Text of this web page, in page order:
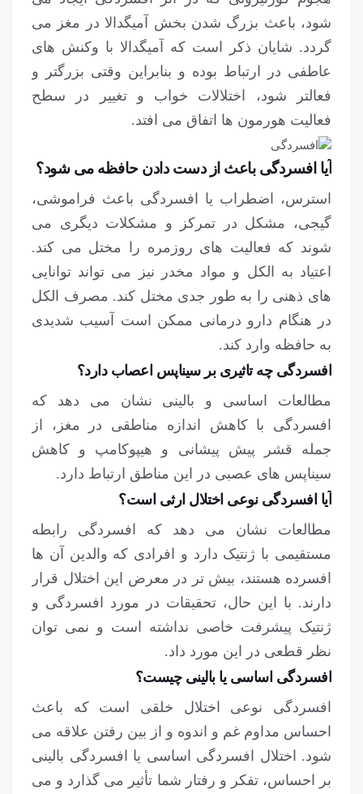
شود، باعث بزرگ شدن بخش آمیگدالا در مغز می
گردد. شایان ذکر است که آمیگدالا با وکنش های
عاطفی در ارتباط بوده و بنابراین وقتی بزرگتر و
فعالتر شود، اختلالات خواب و تغییر در سطح
فعالیت هورمون ها اتفاق می افتد.
آیا افسردگی باعث از دست دادن حافظه می شود؟
استرس، اضطراب یا افسردگی باعث فراموشی،
گیجی، مشکل در تمرکز و مشکلات دیگری می
شوند که فعالیت های روزمره را مختل می کند.
اعتیاد به الکل و مواد مخدر نیز می تواند توانایی
های ذهنی را به طور جدی مختل کند. مصرف الکل
در هنگام دارو درمانی ممکن است آسیب شدیدی
به حافظه وارد کند.
افسردگی چه تاثیری بر سیناپس اعصاب دارد؟
مطالعات اساسی و بالینی نشان می دهد که
افسردگی با کاهش اندازه مناطقی در مغز، از
جمله قشر پیش پیشانی و هیپوکامپ و کاهش
سیناپس های عصبی در این مناطق ارتباط دارد.
آیا افسردگی نوعی اختلال ارثی است؟
مطالعات نشان می دهد که افسردگی رابطه
مستقیمی با ژنتیک دارد و افرادی که والدین آن ها
افسرده هستند، بیش تر در معرض این اختلال قرار
دارند. با این حال، تحقیقات در مورد افسردگی و
ژنتیک پیشرفت خاصی نداشته است و نمی توان
نظر قطعی در این مورد داد.
افسردگی اساسی یا بالینی چیست؟
افسردگی نوعی اختلال خلقی است که باعث
احساس مداوم غم و اندوه و از بین رفتن علاقه می
شود. اختلال افسردگی اساسی یا افسردگی بالینی
بر احساس، تفکر و رفتار شما تأثیر می گذارد و می